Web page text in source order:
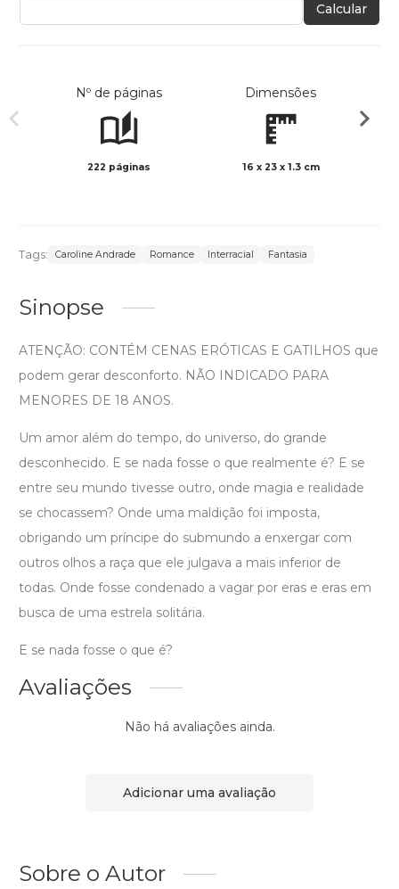
Calcular
Nº de páginas
222 páginas
Dimensões
16 x 23 x 1.3 cm
Tags: Caroline Andrade Romance Interracial Fantasia
Sinopse
ATENÇÃO: CONTÉM CENAS ERÓTICAS E GATILHOS que
podem gerar desconforto. NÃO INDICADO PARA
MENORES DE 18 ANOS.
Um amor além do tempo, do universo, do grande
desconhecido. E se nada fosse o que realmente é? E se
entre seu mundo tivesse outro, onde magia e realidade
se chocassem? Onde uma maldição foi imposta,
obrigando um príncipe do submundo a enxergar com
outros olhos a raça que ele julgava a mais inferior de
todas. Onde fosse condenado a vagar por eras e eras em
busca de uma estrela solitária.
E se nada fosse o que é?
Avaliações
Não há avaliações ainda.
Adicionar uma avaliação
Sobre o Autor